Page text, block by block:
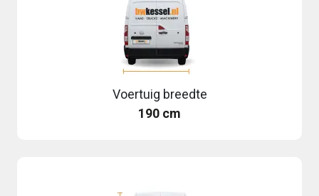
Voertuig breedte
190 cm